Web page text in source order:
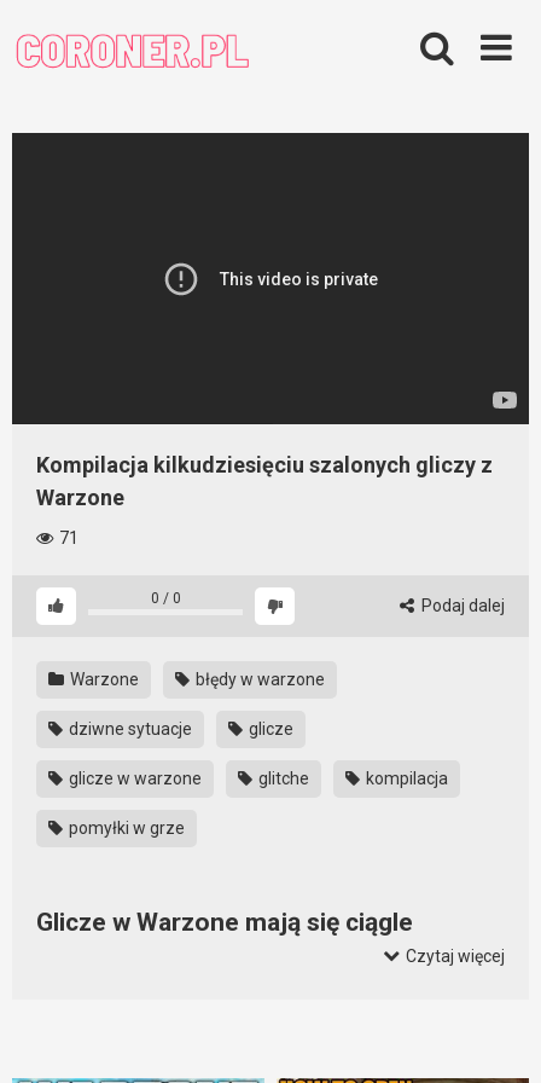
content
Kompilacja kilkudziesięciu szalonych gliczy z
Warzone
71
0 / 0 Podaj dalej
Warzone błędy w warzone
dziwne sytuacje glicze
glicze w warzone glitche kompilacja
pomyłki w grze
Glicze w Warzone mają się ciągle
Czytaj więcej